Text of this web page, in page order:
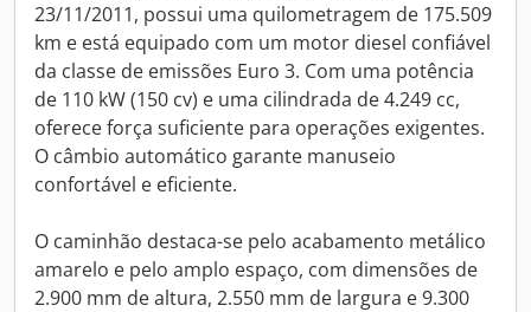
23/11/2011, possui uma quilometragem de 175.509
km e está equipado com um motor diesel confiável
da classe de emissões Euro 3. Com uma potência
de 110 kW (150 cv) e uma cilindrada de 4.249 cc,
oferece força suficiente para operações exigentes.
O câmbio automático garante manuseio
confortável e eficiente.
O caminhão destaca-se pelo acabamento metálico
amarelo e pelo amplo espaço, com dimensões de
2.900 mm de altura, 2.550 mm de largura e 9.300